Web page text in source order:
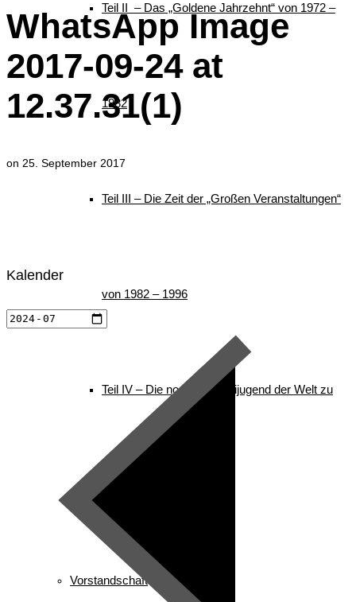
Teil II – Das „Goldene Jahrzehnt“ von 1972 –
1982
Teil III – Die Zeit der „Großen Veranstaltungen“
von 1982 – 1996
Teil IV – Die nordische Skijugend der Welt zu
Gast in Reit im Winkl
Vorstandschaft
WhatsApp Image
2017-09-24 at
12.37.31(1)
on 25. September 2017
Kalender